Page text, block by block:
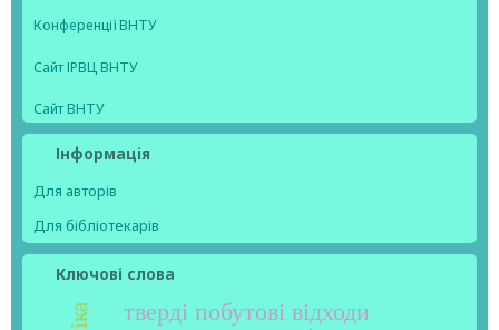
Конференції ВНТУ
Сайт ІРВЦ ВНТУ
Сайт ВНТУ
Інформація
Для авторів
Для бібліотекарів
Ключові слова
тверді побутові відходи